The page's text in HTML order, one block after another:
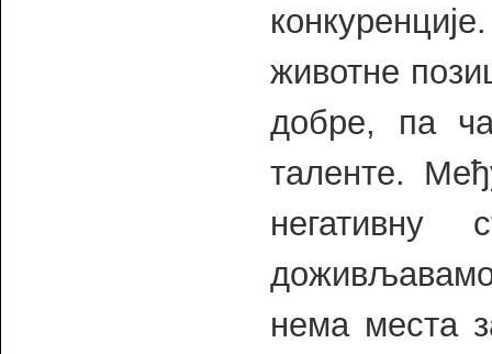
животне
добре, па
таленте.
негативну
доживљавамо
нема места